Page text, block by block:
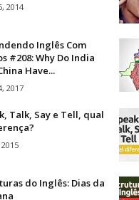
2014
Inglês Com
#208: Why Do India
Have...
2017
Talk, Say e Tell, qual
do Inglês: Dias da